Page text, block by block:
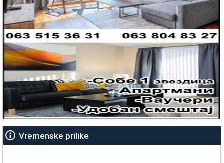
Vremenske prilike